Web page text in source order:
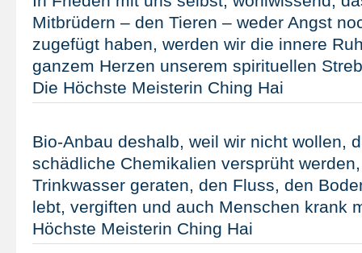
Mitbrüdern – den Tieren – weder Angst
zugefügt haben, werden wir die innere
ganzem Herzen unserem spirituellen
Die Höchste Meisterin Ching Hai
Bio-Anbau deshalb, weil wir nicht wollen,
schädliche Chemikalien versprüht
Trinkwasser geraten, den Fluss, den
lebt, vergiften und auch Menschen krank
Höchste Meisterin Ching Hai